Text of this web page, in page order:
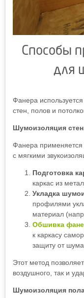
Способы
для
Фанера
стен, полов и
Шумоизоляция стен
Фанера применяется
с мягкими
Подготовка
каркас из
Укладка
профилями
материал
Обшивка
к каркасу
защиту от
Этот метод
воздушного, так и
Шумоизоляция